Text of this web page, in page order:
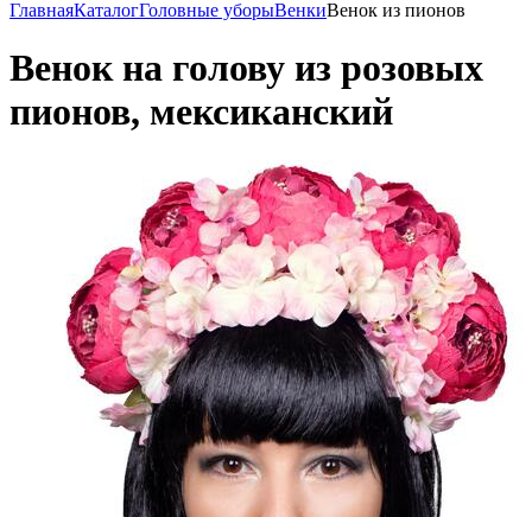
ГлавнаяКаталогГоловные уборыВенкиВенок из пионов
Венок на голову из розовых
пионов, мексиканский